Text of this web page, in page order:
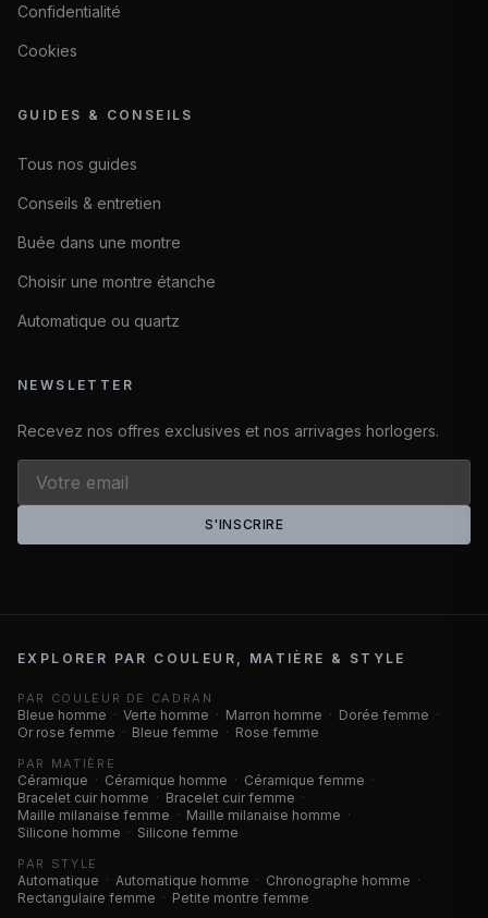
Confidentialité
Cookies
GUIDES & CONSEILS
Tous nos guides
Conseils & entretien
Buée dans une montre
Choisir une montre étanche
Automatique ou quartz
NEWSLETTER
Recevez nos offres exclusives et nos arrivages horlogers.
S'INSCRIRE
EXPLORER PAR COULEUR, MATIÈRE & STYLE
PAR COULEUR DE CADRAN
Bleue homme · Verte homme · Marron homme · Dorée femme ·
Or rose femme · Bleue femme · Rose femme
PAR MATIÈRE
Céramique · Céramique homme · Céramique femme ·
Bracelet cuir homme · Bracelet cuir femme ·
Maille milanaise femme · Maille milanaise homme ·
Silicone homme · Silicone femme
PAR STYLE
Automatique · Automatique homme · Chronographe homme ·
Rectangulaire femme · Petite montre femme